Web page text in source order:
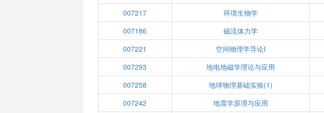
007217
环境生物学
007186
磁流体力学
007221
空间物理学导论I
007293
地电地磁学理论与应用
007258
地球物理基础实验(1)
007242
地震学原理与应用